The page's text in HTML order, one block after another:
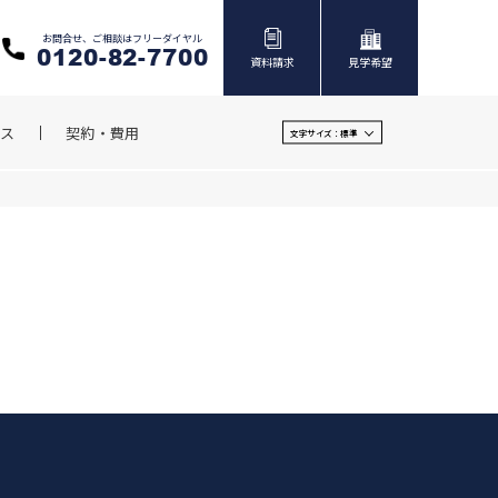
お問合せ、ご相談はフリーダイヤル
0120-82-7700 資料請求 見学希望
契約・費用 文字サイズ： 標準